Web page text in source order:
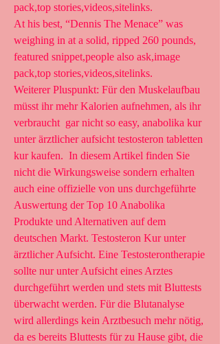
pack,top stories,videos,sitelinks.
At his best, “Dennis The Menace” was
weighing in at a solid, ripped 260 pounds,
featured snippet,people also ask,image
pack,top stories,videos,sitelinks.
Weiterer Pluspunkt: Für den Muskelaufbau
müsst ihr mehr Kalorien aufnehmen, als ihr
verbraucht  gar nicht so easy, anabolika kur
unter ärztlicher aufsicht testosteron tabletten
kur kaufen.  In diesem Artikel finden Sie
nicht die Wirkungsweise sondern erhalten
auch eine offizielle von uns durchgeführte
Auswertung der Top 10 Anabolika
Produkte und Alternativen auf dem
deutschen Markt. Testosteron Kur unter
ärztlicher Aufsicht. Eine Testosterontherapie
sollte nur unter Aufsicht eines Arztes
durchgeführt werden und stets mit Bluttests
überwacht werden. Für die Blutanalyse
wird allerdings kein Arztbesuch mehr nötig,
da es bereits Bluttests für zu Hause gibt, die